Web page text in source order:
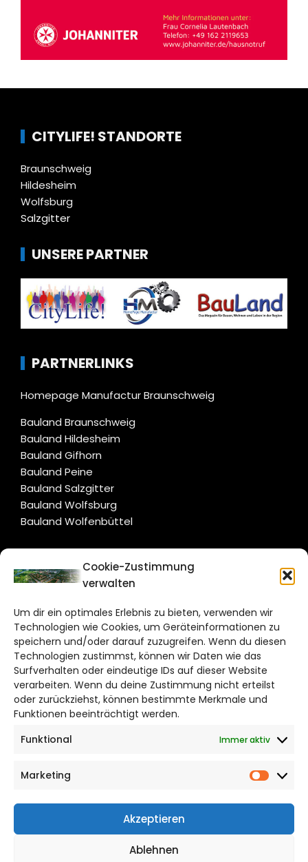
Cookie-Zustimmung
verwalten
Um dir ein optimales Erlebnis zu bieten, verwenden wir
Technologien wie Cookies, um Geräteinformationen zu
speichern und/oder darauf zuzugreifen. Wenn du diesen
Technologien zustimmst, können wir Daten wie das
Surfverhalten oder eindeutige IDs auf dieser Website
verarbeiten. Wenn du deine Zustimmung nicht erteilst
oder zurückziehst, können bestimmte Merkmale und
Funktionen beeinträchtigt werden.
Funktional
Immer aktiv
Marketing
Akzeptieren
Ablehnen
CITYLIFE! STANDORTE
Braunschweig
Hildesheim
Wolfsburg
Salzgitter
UNSERE PARTNER
PARTNERLINKS
Homepage Manufactur Braunschweig
Bauland Braunschweig
Bauland Hildesheim
Bauland Gifhorn
Bauland Peine
Bauland Salzgitter
Bauland Wolfsburg
Bauland Wolfenbüttel
CITYLIFE!
Bruchtorwall 12
38100 Braunschweig
Telefon: 0531 387220 – 65
DAS STADTMAGAZIN FÜR
SALZGITTER
Impressum
Cookie Richtlinie
CITYLIFE! BEI FACEBOOK